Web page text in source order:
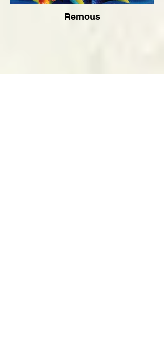
Remous